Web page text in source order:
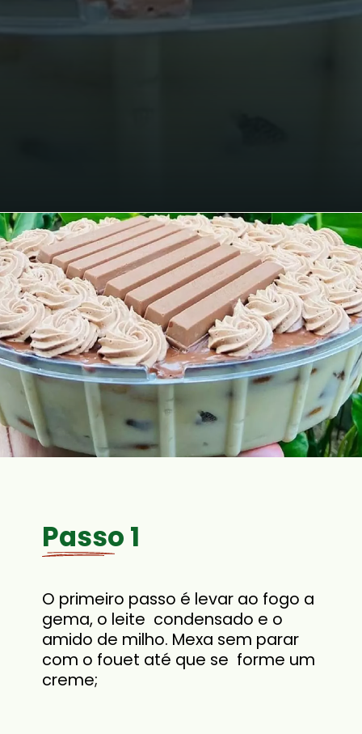
Passo 1
O primeiro passo é levar ao fogo a
gema, o leite  condensado e o
amido de milho. Mexa sem parar
com o fouet até que se  forme um
creme;